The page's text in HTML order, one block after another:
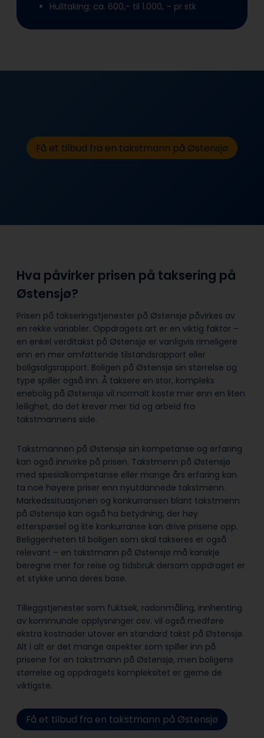
Hulltaking: ca. 600,- til 1.000, – pr stk
Få et tilbud fra en takstmann på Østensjø
Hva påvirker prisen på taksering på
Østensjø?
Prisen på takseringstjenester på Østensjø påvirkes av
en rekke variabler. Oppdragets art er en viktig faktor –
en enkel verditakst på Østensjø er vanligvis rimeligere
enn en mer omfattende tilstandsrapport eller
boligsalgsrapport. Boligen på Østensjø sin størrelse og
type spiller også inn. Å taksere en stor, kompleks
enebolig på Østensjø vil normalt koste mer enn en liten
leilighet, da det krever mer tid og arbeid fra
takstmannens side.
Takstmannen på Østensjø sin kompetanse og erfaring
kan også innvirke på prisen. Takstmenn på Østensjø
med spesialkompetanse eller mange års erfaring kan
ta noe høyere priser enn nyutdannede takstmenn.
Markedssituasjonen og konkurransen blant takstmenn
på Østensjø kan også ha betydning, der høy
etterspørsel og lite konkurranse kan drive prisene opp.
Beliggenheten til boligen som skal takseres er også
relevant – en takstmann på Østensjø må kanskje
beregne mer for reise og tidsbruk dersom oppdraget er
et stykke unna deres base.
Tilleggstjenester som fuktsøk, radonmåling, innhenting
av kommunale opplysninger osv. vil også medføre
ekstra kostnader utover en standard takst på Østensjø.
Alt i alt er det mange aspekter som spiller inn på
prisene for en takstmann på Østensjø, men boligens
størrelse og oppdragets kompleksitet er gjerne de
viktigste.
Få et tilbud fra en takstmann på Østensjø